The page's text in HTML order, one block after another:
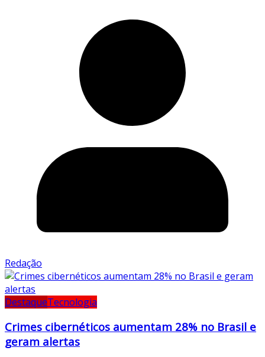
Redação
DestaqueTecnologia
Crimes cibernéticos aumentam 28% no Brasil e
geram alertas